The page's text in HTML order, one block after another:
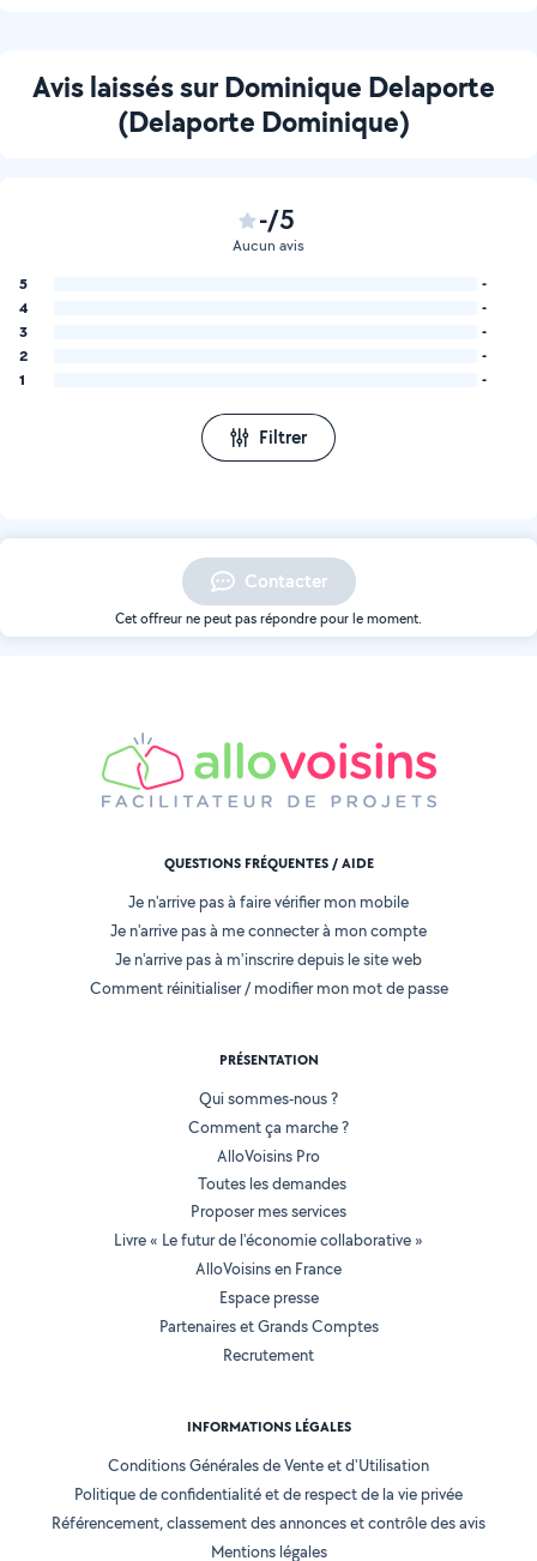
Avis laissés sur Dominique Delaporte
(Delaporte Dominique)
-/5
Aucun avis
5
-
4
-
3
-
2
-
1
-
Filtrer
Contacter
Cet offreur ne peut pas répondre pour le moment.
QUESTIONS FRÉQUENTES / AIDE
Je n'arrive pas à faire vérifier mon mobile
Je n'arrive pas à me connecter à mon compte
Je n'arrive pas à m'inscrire depuis le site web
Comment réinitialiser / modifier mon mot de passe
PRÉSENTATION
Qui sommes-nous ?
Comment ça marche ?
AlloVoisins Pro
Toutes les demandes
Proposer mes services
Livre « Le futur de l'économie collaborative »
AlloVoisins en France
Espace presse
Partenaires et Grands Comptes
Recrutement
INFORMATIONS LÉGALES
Conditions Générales de Vente et d'Utilisation
Politique de confidentialité et de respect de la vie privée
Référencement, classement des annonces et contrôle des avis
Mentions légales